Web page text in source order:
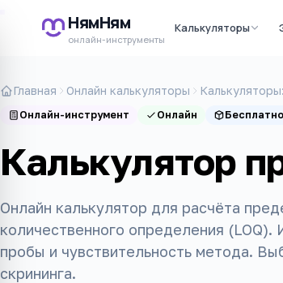
НямНям
онлайн-инструменты
Калькуляторы
Главная Онлайн калькуляторы
Онлайн-инструмент Онлайн Бесплатно
Калькулятор
Онлайн калькулятор для расчёта
количественного определения
пробы и чувствительность метода.
скрининга.